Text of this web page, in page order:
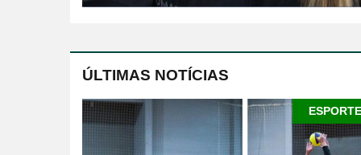
ÚLTIMAS NOTÍCIAS
ESPORTE